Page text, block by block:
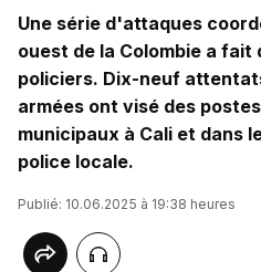
Une série d'attaques
ouest de la Colombie a
policiers. Dix-neuf
armées ont visé des
municipaux à Cali et dans
police locale.
Publié: 10.06.2025 à 19:38 heures